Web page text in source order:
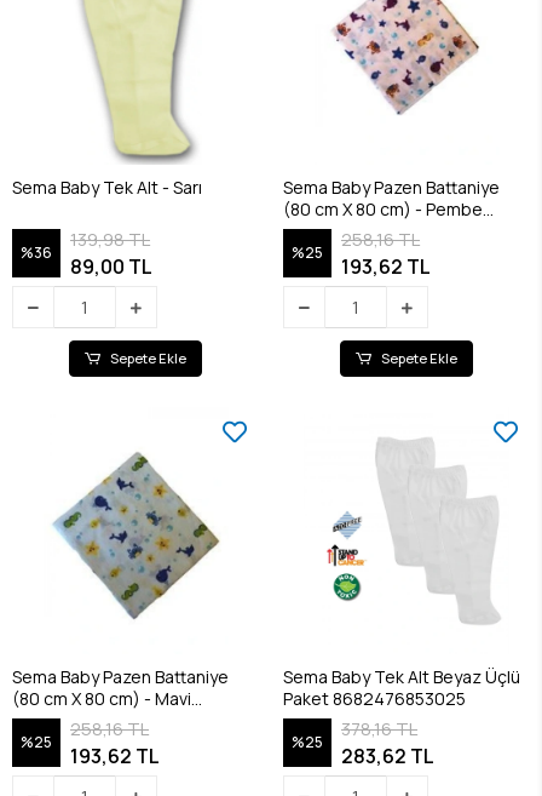
Sema Baby Tek Alt - Sarı
%36
139,98 TL
89,00 TL
Sepete Ekle
Sema Baby Pazen Battaniye
(80 cm X 80 cm) - Pembe
8682476853117
%25
258,16 TL
193,62 TL
Sepete Ekle
Sema Baby Pazen Battaniye
(80 cm X 80 cm) - Mavi
8682476853100
%25
258,16 TL
193,62 TL
Sema Baby Tek Alt Beyaz Üçlü
Paket 8682476853025
%25
378,16 TL
283,62 TL